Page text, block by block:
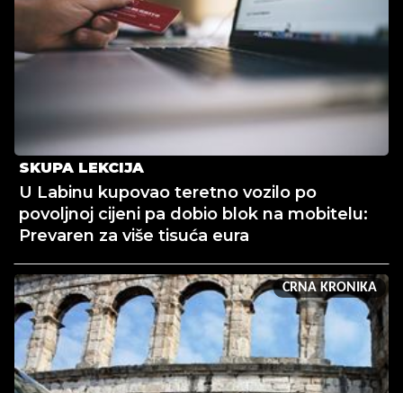
SKUPA LEKCIJA
U Labinu kupovao teretno vozilo po
povoljnoj cijeni pa dobio blok na mobitelu:
Prevaren za više tisuća eura
CRNA KRONIKA